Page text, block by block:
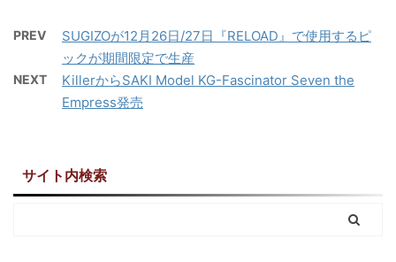
PREV
SUGIZOが12月26日/27日『RELOAD』で使用するピ
ックが期間限定で生産
NEXT
KillerからSAKI Model KG-Fascinator Seven the
Empress発売
サイト内検索